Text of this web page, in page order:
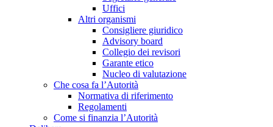
Uffici
Altri organismi
Consigliere giuridico
Advisory board
Collegio dei revisori
Garante etico
Nucleo di valutazione
Che cosa fa l’Autorità
Normativa di riferimento
Regolamenti
Come si finanzia l’Autorità